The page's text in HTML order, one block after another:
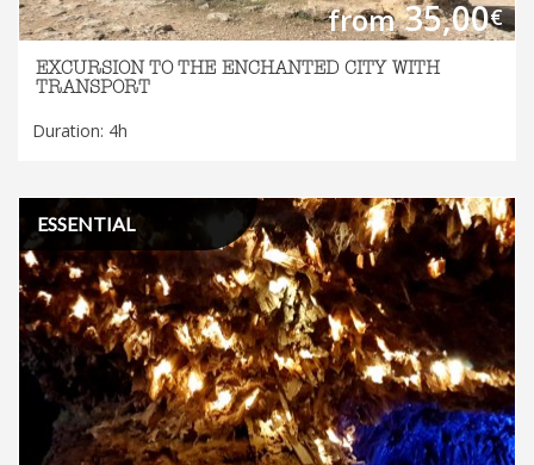
from35,00€
EXCURSION TO THE ENCHANTED CITY WITH
TRANSPORT
Duration: 4h
ESSENTIAL